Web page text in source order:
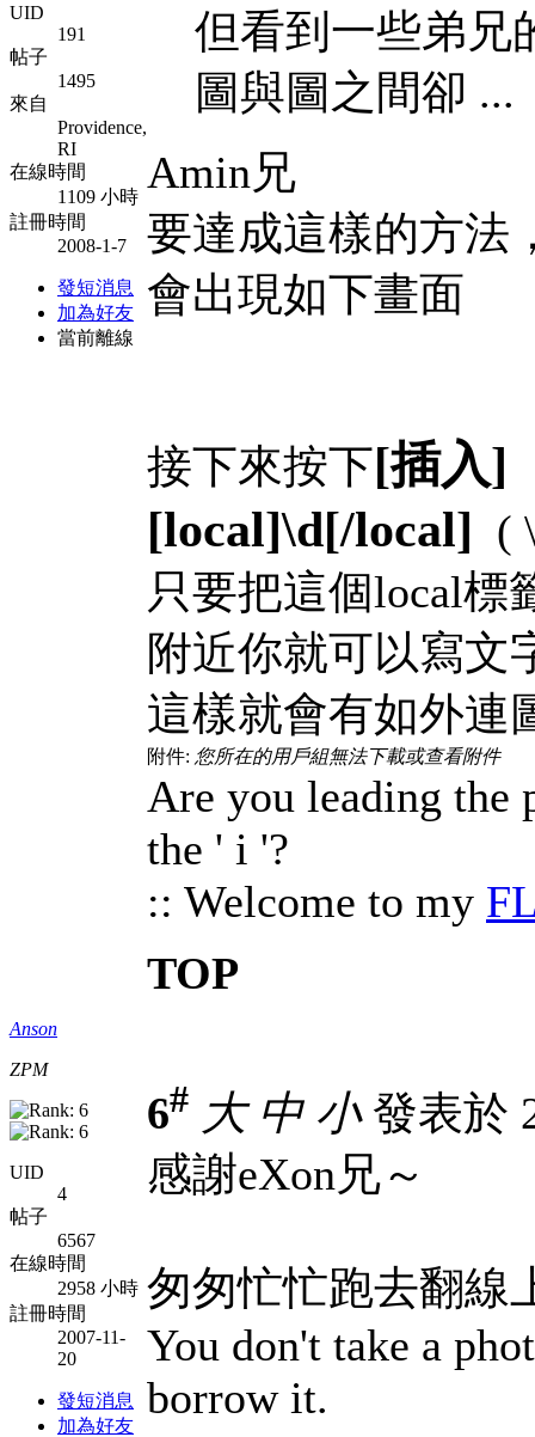
UID
191
帖子
1495
來自
Providence,
RI
在線時間
1109 小時
註冊時間
2008-1-7
發短消息
加為好友
當前離線
但看到一些弟兄
圖與圖之間卻 ...
Amin兄
要達成這樣的方法
會出現如下畫面
接下來按下[插入]
[local]\d[/local] (
只要把這個local標
附近你就可以寫文
這樣就會有如外連
附件: 您所在的用戶組無法下載或查看附件
Are you leading the
the ' i '?
:: Welcome to my
TOP
Anson
ZPM
UID
4
帖子
6567
在線時間
2958 小時
註冊時間
2007-11-
20
發短消息
加為好友
6# 大 中 小發表於
感謝eXon兄～
匆匆忙忙跑去翻線
You don't take a
borrow it.